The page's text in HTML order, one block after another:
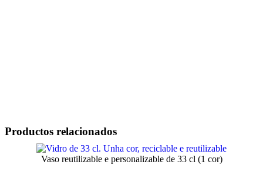
Productos relacionados
Vaso reutilizable e personalizable de 33 cl (1 cor)